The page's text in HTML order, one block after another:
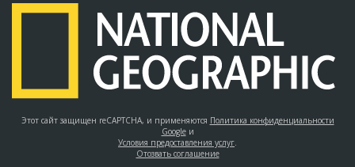
Этот сайт защищен reCAPTCHA, и применяются Политика конфиденциальности
Googleи
Условия предоставления услуг.
Отозвать соглашение